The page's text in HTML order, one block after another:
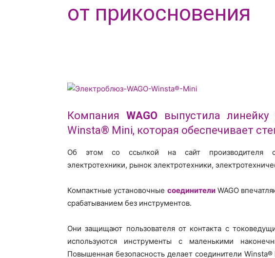
от прикосновения
Компания WAGO выпустила линейку
Winsta® Mini, которая обеспечивает
Об этом со ссылкой на сайт производителя
электротехники, рынок электротехники,
Компактные установочные соединителиWAGO
срабатыванием без инструментов.
Они защищают пользователя от контакта с
используются инструменты с маленькими
Повышенная безопасность делает соединители